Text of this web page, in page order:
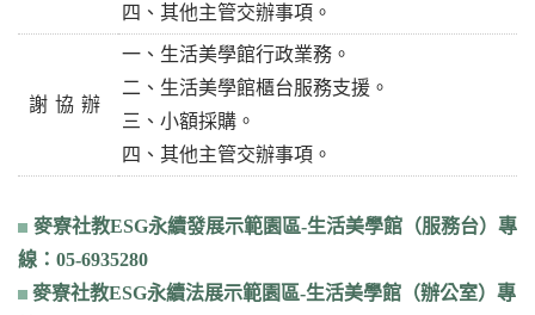
四、其他主管交辦事項。
謝協辦
一、生活美學館行政業務。
二、生活美學館櫃台服務支援。
三、小額採購。
四、其他主管交辦事項。
麥寮社教ESG永續發展示範園區-生活美學館（服務台）專
線：05-6935280
麥寮社教ESG永續法展示範園區-生活美學館（辦公室）專